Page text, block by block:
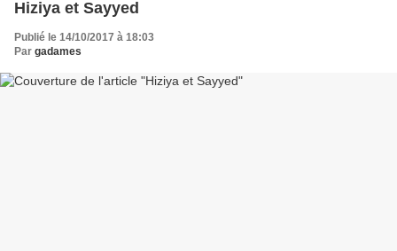
Hiziya et Sayyed
Publié le 14/10/2017 à 18:03
Par gadames